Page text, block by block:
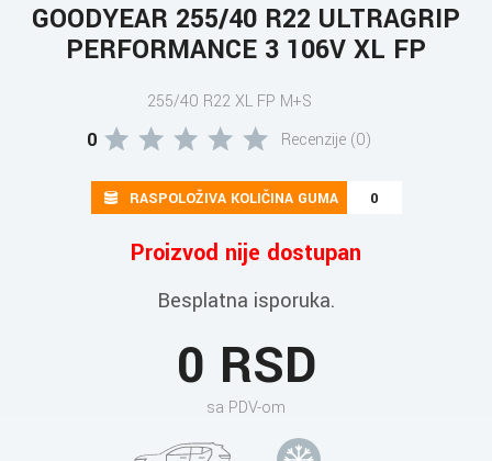
GOODYEAR 255/40 R22 ULTRAGRIP
PERFORMANCE 3 106V XL FP
255/40 R22 XL FP M+S
0 Recenzije (0)
RASPOLOŽIVA KOLIČINA GUMA 0
Proizvod nije dostupan
Besplatna isporuka.
0 RSD
sa PDV-om